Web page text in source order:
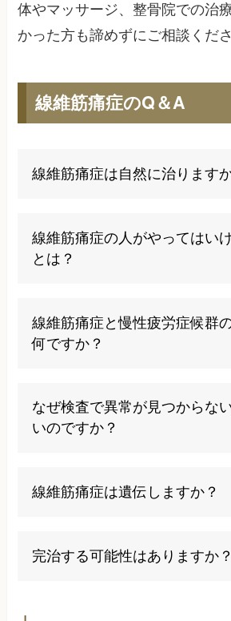
体やマッサージ、整骨院での治
かった方も諦めずにご相談くださ
線維筋痛症のQ＆A
線維筋痛症は自然に治ります
が、早期診断と適切な治療によ
善は可能です。治療開始から5年
線維筋痛症の人がやってはい
とは？
避けるべきです。また、ストレ
足も症状を増悪させるため、規
ムを心がけることが重要です。
線維筋痛症と慢性疲労症候群
何ですか？
候群は極度の疲労感が中心です
の線維筋痛症患者に疲労感があ
るケースも少なくありません。
なぜ検査で異常が見つからな
いのですか？
みを処理する機能の異常による
め従来の検査では異常が検出さ
線維筋痛症は遺伝しますか？
の発症例があることから、遺伝
いる可能性は指摘されています
完治する可能性はありますか？
生活に支障のない程度まで症状